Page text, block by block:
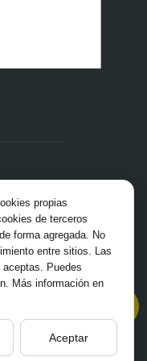
propias
de terceros
forma agregada. No
entre sitios. Las
Puedes
Más información en
Aceptar